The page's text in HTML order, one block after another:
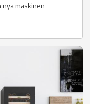
maskinen.